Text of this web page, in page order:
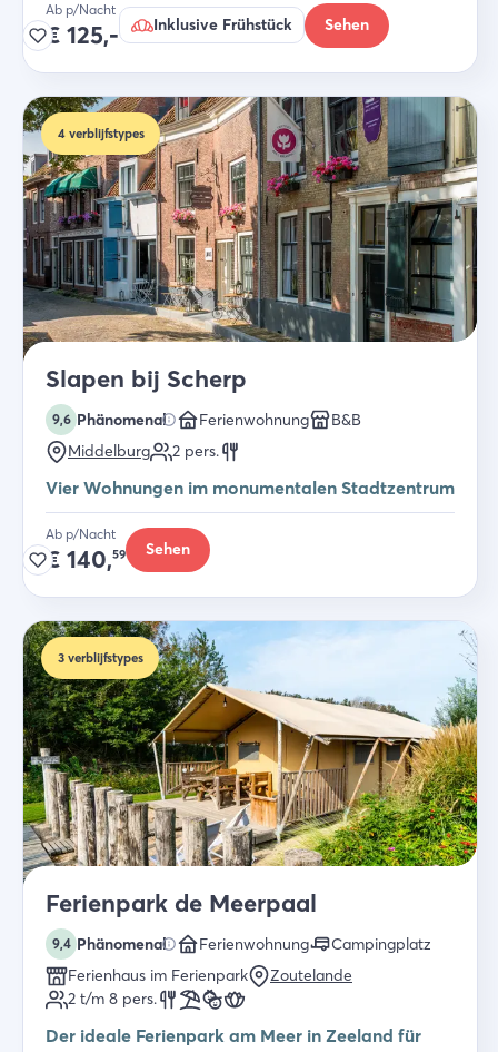
Ab p/Nacht
€ 125,- Inklusive Frühstück Sehen
4 verblijfstypes
Slapen bij Scherp
9,6 Phänomenal Ferienwohnung
B&B
Middelburg
2 pers.
Vier Wohnungen im monumentalen Stadtzentrum
Ab p/Nacht
€ 140,59 Sehen
3 verblijfstypes
Ferienpark de Meerpaal
9,4 Phänomenal Ferienwohnung
Campingplatz
Ferienhaus im Ferienpark
Zoutelande
2 t/m 8 pers.
Der ideale Ferienpark am Meer in Zeeland für